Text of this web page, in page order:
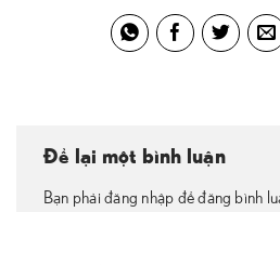
Để lại một bình luận
Bạn phải đăng nhập để đăng bình